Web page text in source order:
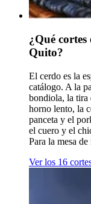
¿Qué
Quito?
El cerdo es la
catálogo. A la
bondiola, la tira
horno lento, la
panceta y el
el cuero y el
Para la mesa
Ver los 16